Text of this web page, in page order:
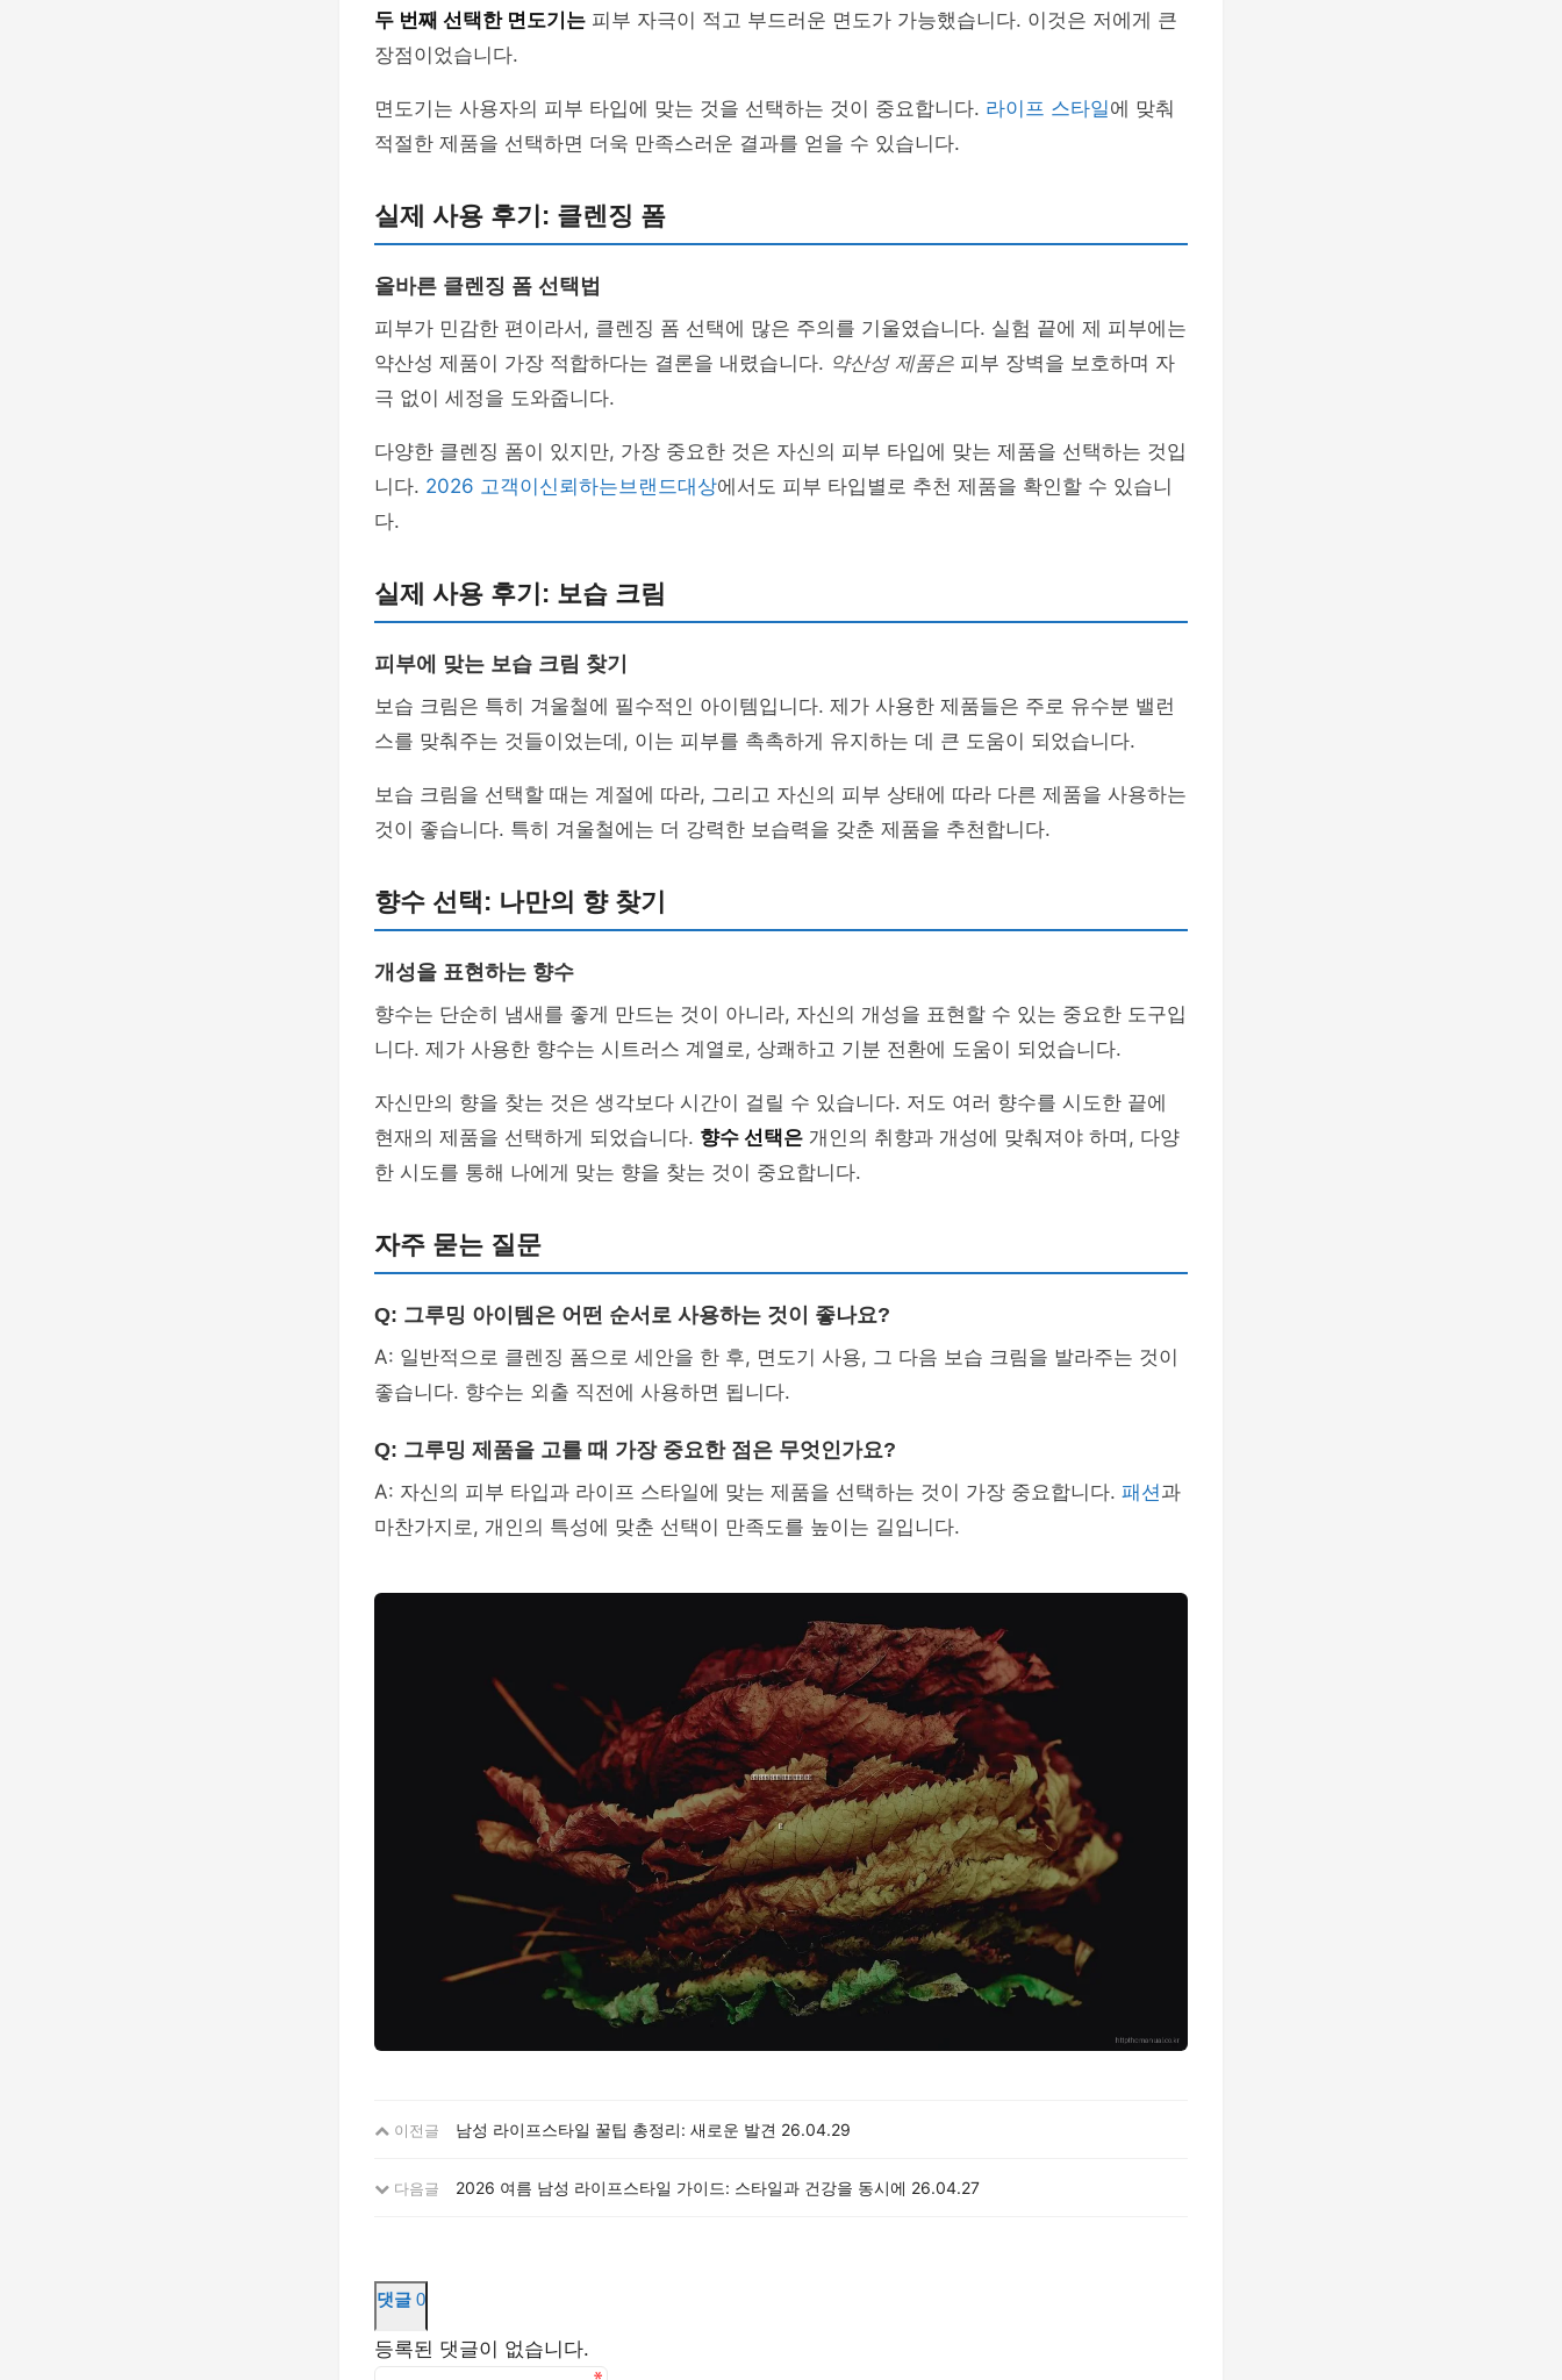
두 번째 선택한 면도기는 피부 자극이 적고 부드러운 면도가 가능했습니다. 이것은 저에게 큰
장점이었습니다.
면도기는 사용자의 피부 타입에 맞는 것을 선택하는 것이 중요합니다. 라이프 스타일에 맞춰
적절한 제품을 선택하면 더욱 만족스러운 결과를 얻을 수 있습니다.
실제 사용 후기: 클렌징 폼
올바른 클렌징 폼 선택법
피부가 민감한 편이라서, 클렌징 폼 선택에 많은 주의를 기울였습니다. 실험 끝에 제 피부에는
약산성 제품이 가장 적합하다는 결론을 내렸습니다. 약산성 제품은 피부 장벽을 보호하며 자
극 없이 세정을 도와줍니다.
다양한 클렌징 폼이 있지만, 가장 중요한 것은 자신의 피부 타입에 맞는 제품을 선택하는 것입
니다. 2026 고객이신뢰하는브랜드대상에서도 피부 타입별로 추천 제품을 확인할 수 있습니
다.
실제 사용 후기: 보습 크림
피부에 맞는 보습 크림 찾기
보습 크림은 특히 겨울철에 필수적인 아이템입니다. 제가 사용한 제품들은 주로 유수분 밸런
스를 맞춰주는 것들이었는데, 이는 피부를 촉촉하게 유지하는 데 큰 도움이 되었습니다.
보습 크림을 선택할 때는 계절에 따라, 그리고 자신의 피부 상태에 따라 다른 제품을 사용하는
것이 좋습니다. 특히 겨울철에는 더 강력한 보습력을 갖춘 제품을 추천합니다.
향수 선택: 나만의 향 찾기
개성을 표현하는 향수
향수는 단순히 냄새를 좋게 만드는 것이 아니라, 자신의 개성을 표현할 수 있는 중요한 도구입
니다. 제가 사용한 향수는 시트러스 계열로, 상쾌하고 기분 전환에 도움이 되었습니다.
자신만의 향을 찾는 것은 생각보다 시간이 걸릴 수 있습니다. 저도 여러 향수를 시도한 끝에
현재의 제품을 선택하게 되었습니다. 향수 선택은 개인의 취향과 개성에 맞춰져야 하며, 다양
한 시도를 통해 나에게 맞는 향을 찾는 것이 중요합니다.
자주 묻는 질문
Q: 그루밍 아이템은 어떤 순서로 사용하는 것이 좋나요?
A: 일반적으로 클렌징 폼으로 세안을 한 후, 면도기 사용, 그 다음 보습 크림을 발라주는 것이
좋습니다. 향수는 외출 직전에 사용하면 됩니다.
Q: 그루밍 제품을 고를 때 가장 중요한 점은 무엇인가요?
A: 자신의 피부 타입과 라이프 스타일에 맞는 제품을 선택하는 것이 가장 중요합니다. 패션과
마찬가지로, 개인의 특성에 맞춘 선택이 만족도를 높이는 길입니다.
이전글 남성 라이프스타일 꿀팁 총정리: 새로운 발견 26.04.29
다음글 2026 여름 남성 라이프스타일 가이드: 스타일과 건강을 동시에 26.04.27
댓글 0
등록된 댓글이 없습니다.